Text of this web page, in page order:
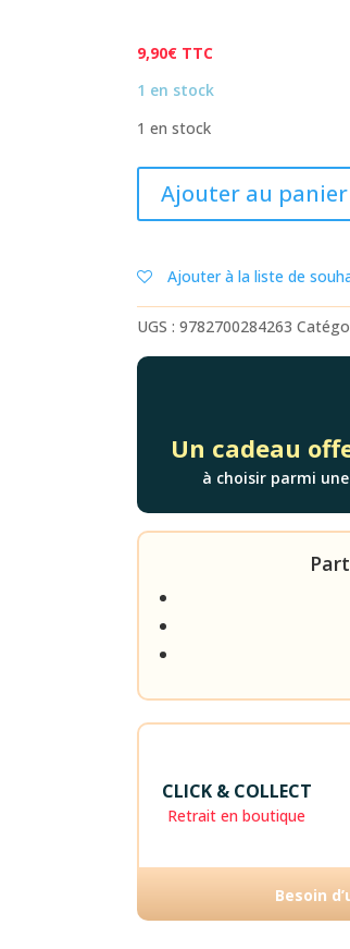
9,90€ TTC
1 en stock
1 en stock
ELLANA
LE
PACTE
DES
MARCHOMBRES
Ajouter au panier
Ajouter à la liste de
UGS :9782700284263
Un cadeau
à choisir parmi
CLICK & COLLECT
Retrait en boutique
Besoin